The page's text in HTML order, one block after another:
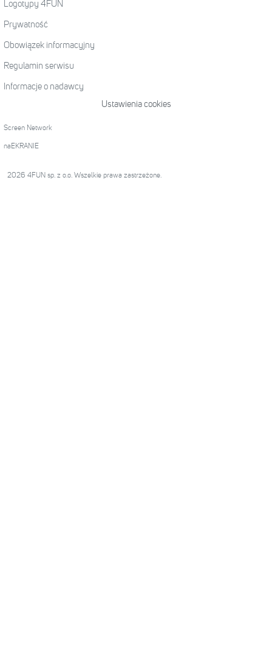
Logotypy 4FUN
Prywatność
Obowiązek informacyjny
Regulamin serwisu
Informacje o nadawcy
Ustawienia cookies
Screen Network
naEKRANIE
2026 4FUN sp. z o.o. Wszelkie prawa zastrzeżone.